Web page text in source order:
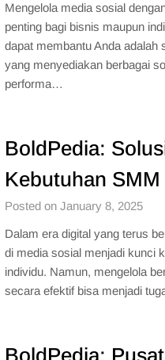
Mengelola media sosial
penting bagi bisnis maupun
dapat membantu Anda
yang menyediakan berbagai
performa…
BoldPedia:
Kebutuhan
Posted on January 8, 2025
Dalam era digital yang terus
di media sosial menjadi kunci
individu. Namun, mengelola
secara efektif bisa menjadi
BoldPedia: